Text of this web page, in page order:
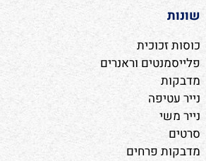
שונות
כוסות זכוכית
פלייסמנטים וראנרים
מדבקות
נייר עטיפה
נייר משי
סרטים
מדבקות פרחים